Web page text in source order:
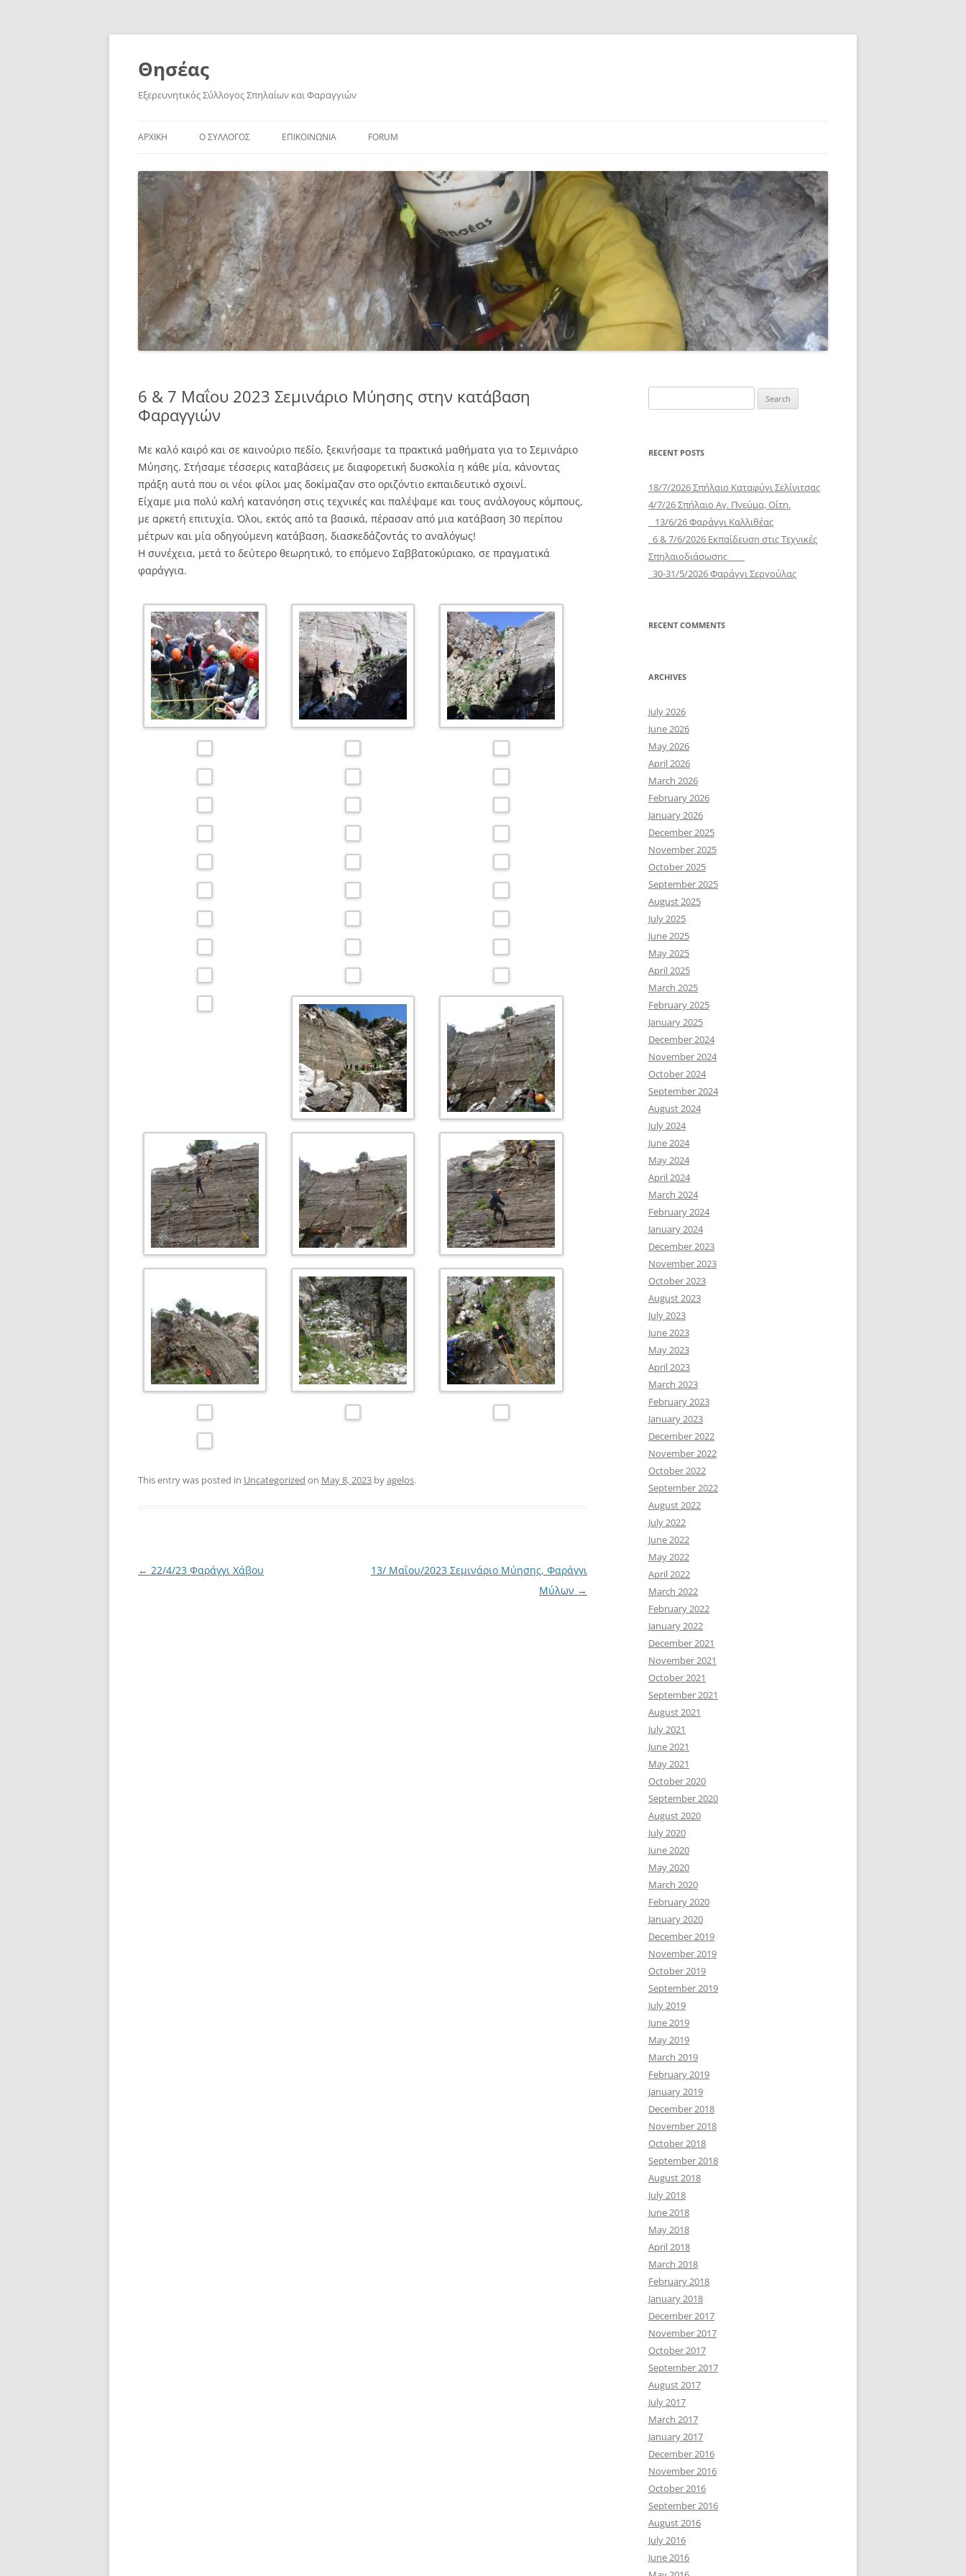
Skip
Θησέας
Εξερευνητικός Σύλλογος Σπηλαίων και Φαραγγιών
ΑΡΧΙΚΗ Ο ΣΥΛΛΟΓΟΣ ΕΠΙΚΟΙΝΩΝΙΑ FORUM
6 & 7 Μαΐου 2023 Σεμινάριο Μύησης στην κατάβαση
Φαραγγιών
Με καλό καιρό και σε καινούριο πεδίο, ξεκινήσαμε τα πρακτικά μαθήματα για το Σεμινάριο
Μύησης. Στήσαμε τέσσερις καταβάσεις με διαφορετική δυσκολία η κάθε μία, κάνοντας
πράξη αυτά που οι νέοι φίλοι μας δοκίμαζαν στο οριζόντιο εκπαιδευτικό σχοινί.
Είχαμε μια πολύ καλή κατανόηση στις τεχνικές και παλέψαμε και τους ανάλογους κόμπους,
με αρκετή επιτυχία. Όλοι, εκτός από τα βασικά, πέρασαν από μια κατάβαση 30 περίπου
μέτρων και μία οδηγούμενη κατάβαση, διασκεδάζοντάς το αναλόγως!
Η συνέχεια, μετά το δεύτερο θεωρητικό, το επόμενο Σαββατοκύριακο, σε πραγματικά
φαράγγια.
This entry was posted in Uncategorized on May 8, 2023 byagelos.
Post
← 22/4/23 Φαράγγι Χάβου
13/ Μαΐου/2023 Σεμινάριο Μύησης, Φαράγγι
Μύλων →
for:
RECENT POSTS
18/7/2026 Σπήλαιο Καταφύγι Σελίνιτσας
4/7/26 Σπήλαιο Αγ. Πνεύμα, Οίτη.
13/6/26 Φαράγγι Καλλιθέας
6 & 7/6/2026 Εκπαίδευση στις Τεχνικές
Σπηλαιοδιάσωσης
30-31/5/2026 Φαράγγι Σεργούλας
RECENT COMMENTS
ARCHIVES
July 2026
June 2026
May 2026
April 2026
March 2026
February 2026
January 2026
December 2025
November 2025
October 2025
September 2025
August 2025
July 2025
June 2025
May 2025
April 2025
March 2025
February 2025
January 2025
December 2024
November 2024
October 2024
September 2024
August 2024
July 2024
June 2024
May 2024
April 2024
March 2024
February 2024
January 2024
December 2023
November 2023
October 2023
August 2023
July 2023
June 2023
May 2023
April 2023
March 2023
February 2023
January 2023
December 2022
November 2022
October 2022
September 2022
August 2022
July 2022
June 2022
May 2022
April 2022
March 2022
February 2022
January 2022
December 2021
November 2021
October 2021
September 2021
August 2021
July 2021
June 2021
May 2021
October 2020
September 2020
August 2020
July 2020
June 2020
May 2020
March 2020
February 2020
January 2020
December 2019
November 2019
October 2019
September 2019
July 2019
June 2019
May 2019
March 2019
February 2019
January 2019
December 2018
November 2018
October 2018
September 2018
August 2018
July 2018
June 2018
May 2018
April 2018
March 2018
February 2018
January 2018
December 2017
November 2017
October 2017
September 2017
August 2017
July 2017
March 2017
January 2017
December 2016
November 2016
October 2016
September 2016
August 2016
July 2016
June 2016